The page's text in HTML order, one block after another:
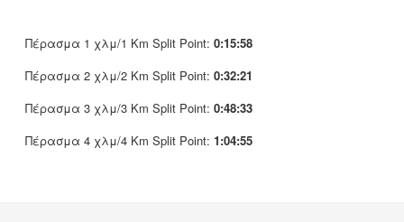
Πέρασμα 1 χλμ/1 Km Split Point: 0:15:58
Πέρασμα 2 χλμ/2 Km Split Point: 0:32:21
Πέρασμα 3 χλμ/3 Km Split Point: 0:48:33
Πέρασμα 4 χλμ/4 Km Split Point: 1:04:55